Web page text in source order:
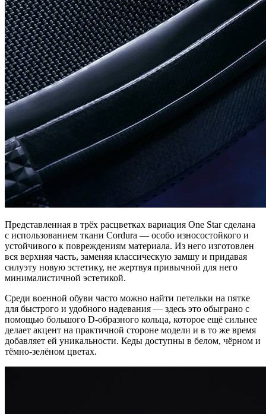
Представленная в трёх расцветках вариация One Star сделана
с использованием ткани Cordura — особо износостойкого и
устойчивого к повреждениям материала. Из него изготовлен
вся верхняя часть, заменяя классическую замшу и придавая
силуэту новую эстетику, не жертвуя привычной для него
минималистичной эстетикой.
Среди военной обуви часто можно найти петельки на пятке
для быстрого и удобного надевания — здесь это обыграно с
помощью большого D-образного кольца, которое ещё сильнее
делает акцент на практичной стороне модели и в то же время
добавляет ей уникальности. Кеды доступны в белом, чёрном и
тёмно-зелёном цветах.